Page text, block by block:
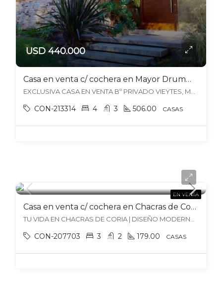
USD 440.000
Casa en venta c/ cochera en Mayor Drummond
EXCLUSIVA CASA EN VENTA Bº PRIVADO VIEYTES, Mayor Drummond, Luján de Cuyo
CON-213314 4 3 506.00 CASAS
EN VENTA
Casa en venta c/ cochera en Chacras de Coria
TU VIDA EN CHACRAS DE CORIA | DISEÑO MODERNO CON PISCINA EN LOS PERALITOS, Chacras de Coria, Luján de Cuyo
CON-207703 3 2 179.00 CASAS